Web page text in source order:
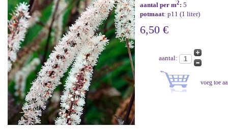
aantal per m2: 5
potmaat: p11 (1 liter)
6,50 €
aantal: